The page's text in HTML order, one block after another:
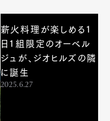
薪火料理が楽しめる1
日1組限定のオーベル
ジュが、ジオヒルズの隣
に誕生
2025.6.27